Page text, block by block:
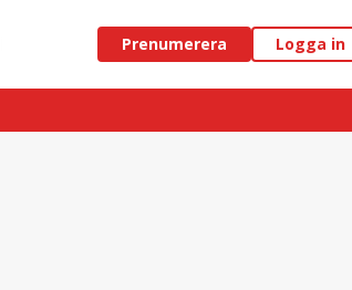
Prenumerera Logga in